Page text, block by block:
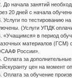
До начала занятий
20 дней с начала
Услуги по тестированию
(Услуги УПДК
«Учащимся» в период
материалов (ГСМ)
России».
Оплата за
цен на момент
Оплата за обучение